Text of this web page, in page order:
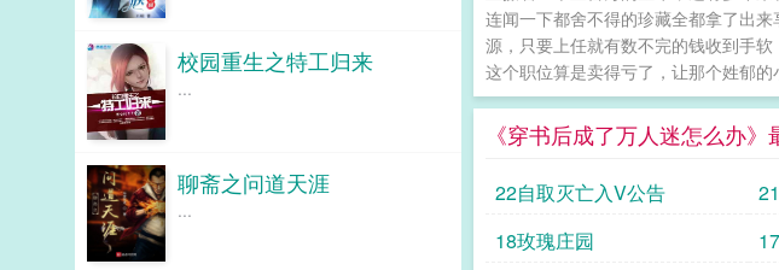
指南】
文3.本文
常小白文
《网恋生
当好不容
微动操控
一圈用高
式。坚固
连闻一下都舍不得的珍藏全都拿了出
源，只要上任就有数不完的钱收到手
这个职位算是卖得亏了，让那个姓郁
《穿书后成了万人迷怎么办》
22自取灭亡入V公告
18玫瑰庄园
校园重生之特工归来
...
聊斋之问道天涯
...